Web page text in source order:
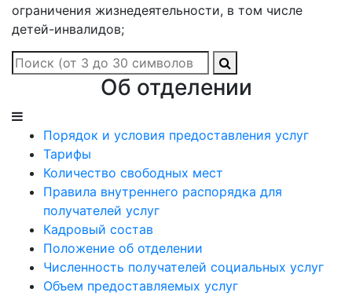
ограничения жизнедеятельности, в том числе
детей-инвалидов;
Об отделении
Порядок и условия предоставления услуг
Тарифы
Количество свободных мест
Правила внутреннего распорядка для
получателей услуг
Кадровый состав
Положение об отделении
Численность получателей социальных услуг
Объем предоставляемых услуг